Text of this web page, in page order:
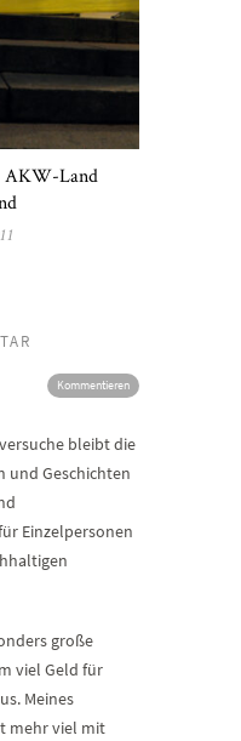
AKW-Land
Kommentieren
bleibt die
und Geschichten
Einzelpersonen
große
viel Geld für
Meines
mehr viel mit